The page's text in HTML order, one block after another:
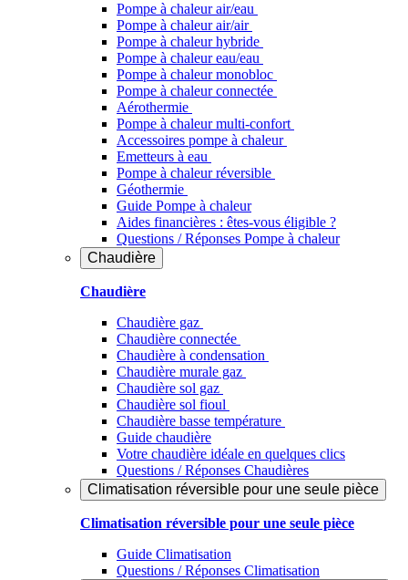
Pompe à chaleur air/eau
Pompe à chaleur air/air
Pompe à chaleur hybride
Pompe à chaleur​ eau/eau
Pompe à chaleur monobloc
Pompe à chaleur connectée
Aérothermie
Pompe à chaleur multi-confort
Accessoires pompe à chaleur
Emetteurs à eau
Pompe à chaleur réversible
Géothermie
Guide Pompe à chaleur
Aides financières : êtes-vous éligible ?
Questions / Réponses Pompe à chaleur
Chaudière
Chaudière
Chaudière gaz
Chaudière connectée
Chaudière à condensation
Chaudière murale gaz
Chaudière sol gaz
Chaudière sol fioul
Chaudière basse température
Guide chaudière
Votre chaudière idéale en quelques clics
Questions / Réponses Chaudières
Climatisation réversible pour une seule pièce
Climatisation réversible pour une seule pièce
Guide Climatisation
Questions / Réponses Climatisation